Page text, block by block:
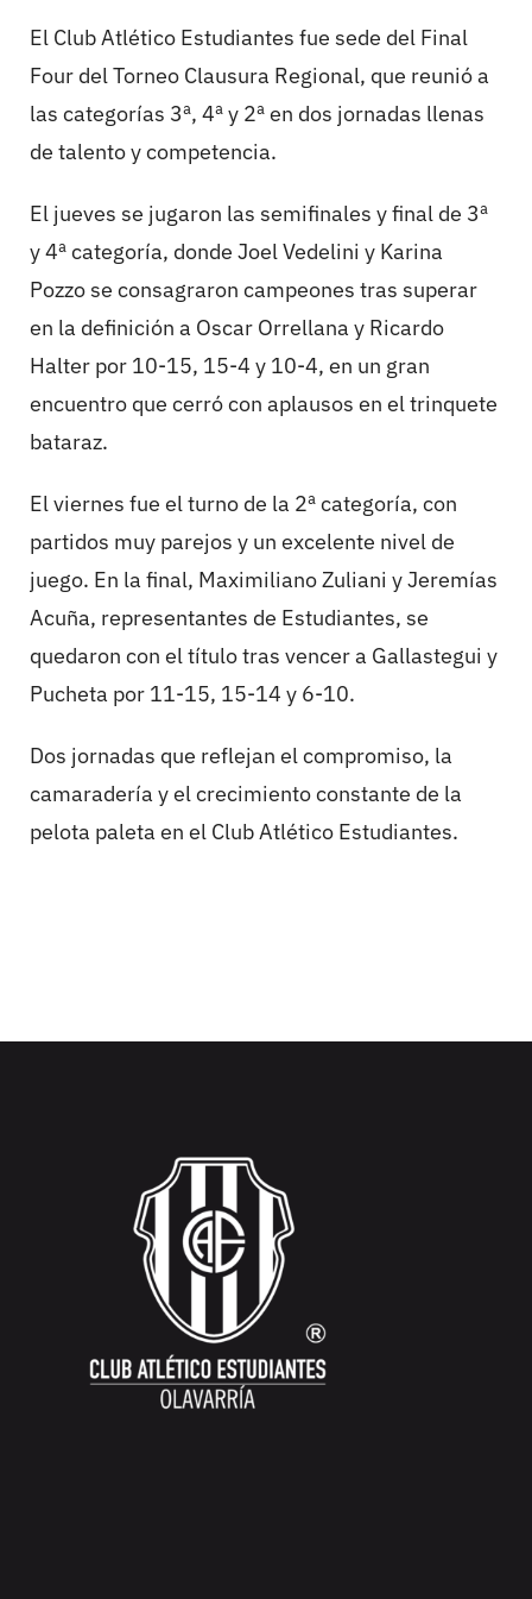
El Club Atlético Estudiantes fue sede del Final
Four del Torneo Clausura Regional, que reunió a
las categorías 3ª, 4ª y 2ª en dos jornadas llenas
de talento y competencia.
El jueves se jugaron las semifinales y final de 3ª
y 4ª categoría, donde Joel Vedelini y Karina
Pozzo se consagraron campeones tras superar
en la definición a Oscar Orrellana y Ricardo
Halter por 10-15, 15-4 y 10-4, en un gran
encuentro que cerró con aplausos en el trinquete
bataraz.
El viernes fue el turno de la 2ª categoría, con
partidos muy parejos y un excelente nivel de
juego. En la final, Maximiliano Zuliani y Jeremías
Acuña, representantes de Estudiantes, se
quedaron con el título tras vencer a Gallastegui y
Pucheta por 11-15, 15-14 y 6-10.
Dos jornadas que reflejan el compromiso, la
camaradería y el crecimiento constante de la
pelota paleta en el Club Atlético Estudiantes.